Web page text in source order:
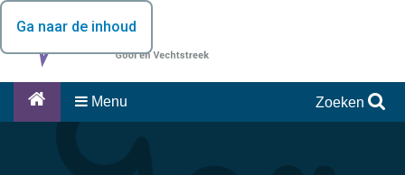
Ga naar de inhoud
Menu Zoeken